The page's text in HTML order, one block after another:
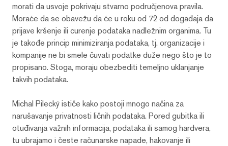
morati da usvoje pokrivaju stvarno područjenova pravila.
Moraće da se obavežu da će u roku od 72 od događaja da
prijave kršenje ili curenje podataka nadležnim organima. Tu
je takođe princip minimiziranja podataka, tj. organizacije i
kompanije ne bi smele čuvati podatke duže nego što je to
propisano. Stoga, moraju obezbediti temeljno uklanjanje
takvih podataka.
Michal Pilecký ističe kako postoji mnogo načina za
narušavanje privatnosti ličnih podataka. Pored gubitka ili
otuđivanja važnih informacija, podataka ili samog hardvera,
tu ubrajamo i česte računarske napade, hakovanje ili